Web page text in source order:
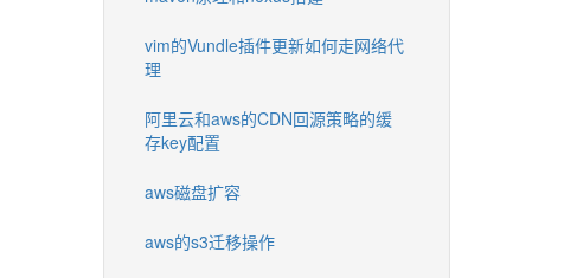
vim的Vundle插件更新如何走网络代
理
阿里云和aws的CDN回源策略的缓
存key配置
aws磁盘扩容
aws的s3迁移操作